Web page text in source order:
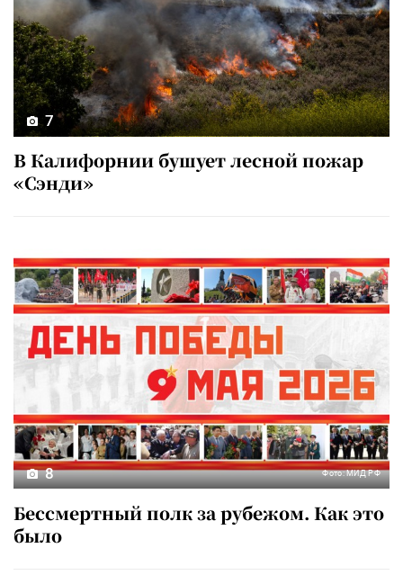
7
В Калифорнии бушует лесной пожар
«Сэнди»
8 Фото: МИД РФ
Бессмертный полк за рубежом. Как это
было